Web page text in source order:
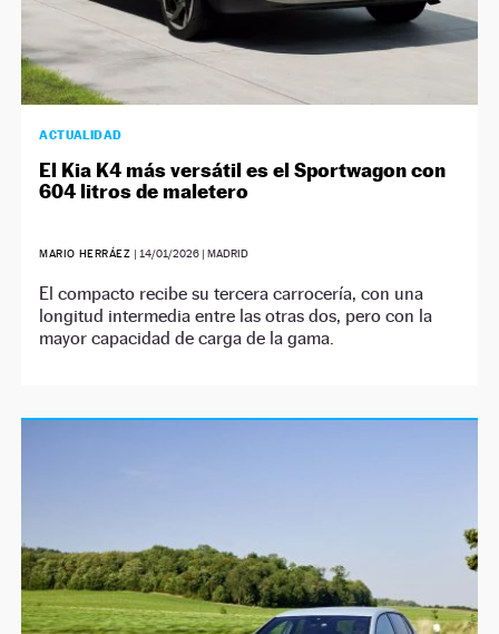
ACTUALIDAD
El Kia K4 más versátil es el Sportwagon con
604 litros de maletero
MARIO HERRÁEZ | 14/01/2026| MADRID
El compacto recibe su tercera carrocería, con una
longitud intermedia entre las otras dos, pero con la
mayor capacidad de carga de la gama.